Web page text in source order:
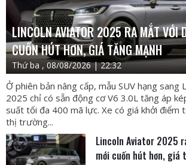
LINCOLN AVIATOR 2025 RA MẮT VỚI
CUỐN HÚT HƠN, GIÁ TĂNG MẠNH
Thứ ba , 08/08/2026 | 22:32
Ở phiên bản nâng cấp, mẫu SUV hạng sang
2025 chỉ có sẵn động cơ V6 3.0L tăng áp
suất tối đa 400 mã lực. Xe có giá khởi điểm
thị trường...
Lincoln Aviator 2025
mới cuốn hút hơn, giá